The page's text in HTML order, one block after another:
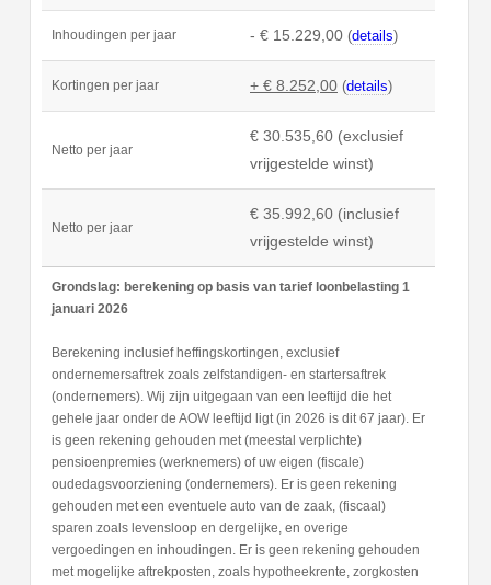
Inhoudingen per jaar - € 15.229,00 (details)
Kortingen per jaar + € 8.252,00 (details)
Netto per jaar
€ 30.535,60 (exclusief
vrijgestelde winst)
Netto per jaar
€ 35.992,60 (inclusief
vrijgestelde winst)
Grondslag: berekening op basis van tarief loonbelasting 1
januari 2026
Berekening inclusief heffingskortingen, exclusief
ondernemersaftrek zoals zelfstandigen- en startersaftrek
(ondernemers). Wij zijn uitgegaan van een leeftijd die het
gehele jaar onder de AOW leeftijd ligt (in 2026 is dit 67 jaar). Er
is geen rekening gehouden met (meestal verplichte)
pensioenpremies (werknemers) of uw eigen (fiscale)
oudedagsvoorziening (ondernemers). Er is geen rekening
gehouden met een eventuele auto van de zaak, (fiscaal)
sparen zoals levensloop en dergelijke, en overige
vergoedingen en inhoudingen. Er is geen rekening gehouden
met mogelijke aftrekposten, zoals hypotheekrente, zorgkosten